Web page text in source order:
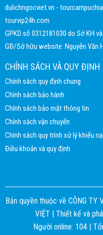
dulichngocviet.vn -
tourvip24h.com
GPKD số 0312181030 do Sở KH
GĐ/Sở hữu website: Nguyễn Văn
CHÍNH SÁCH VÀ QUY ĐỊNH
Chính sách quy định chung
Chính sách bảo hành
Chính sách bảo mật thông tin
Chính sách vận chuyển
Chính sách quy trình xử lý khiếu nại
Điều khoản và quy định
Bản quyền thuộc về CÔNG TY
VIỆT | Thiết kế và
Người online: 104 |